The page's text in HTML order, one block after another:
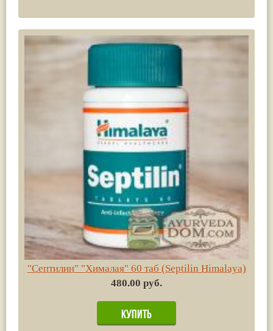
"Септилин" "Хималая" 60 таб (Septilin Himalaya)
480.00 руб.